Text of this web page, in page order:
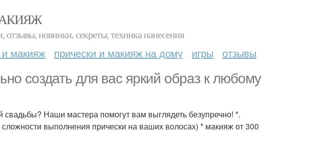
новинки, секреты, техника нанесения
и макияж прически и макияж на дому игры отзывы
создать для вас яркий образ к любому
Наши мастера помогут вам выглядеть безупречно! *.
сложности выполнения прически на ваших волосах) * макияж от 300